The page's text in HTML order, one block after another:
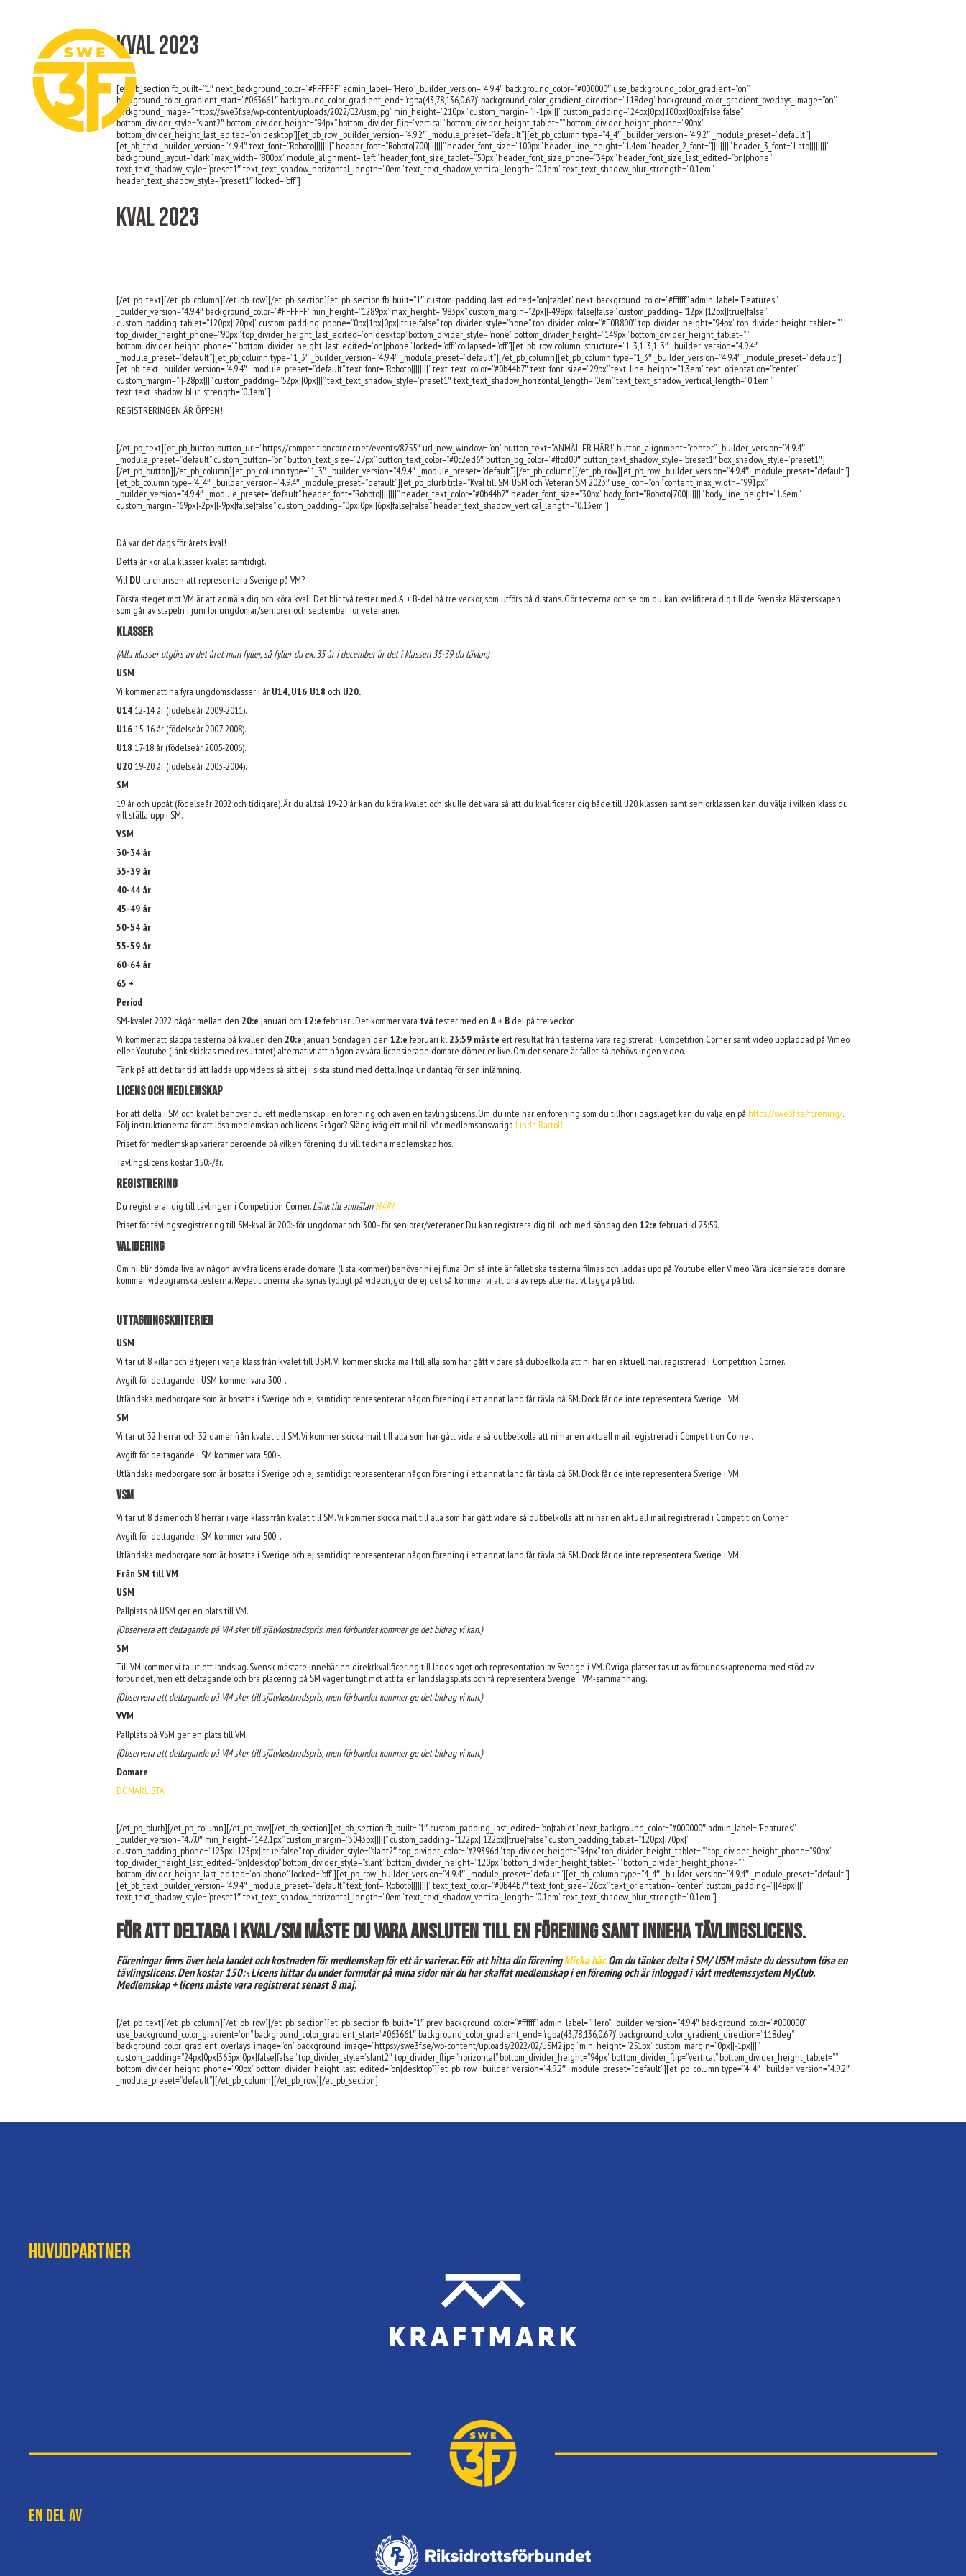
OM OSS VÅRA LANDSLAG TÄVLINGAR FÖRENING UTBILDNING KOMMANDE AKTIVITETER
Kval 2023
[et_pb_section fb_built=”1″ next_background_color=”#FFFFFF” admin_label=”Hero” _builder_version=”4.9.4″ background_color=”#000000″ use_background_color_gradient=”on”
background_color_gradient_start=”#063661″ background_color_gradient_end=”rgba(43,78,136,0.67)” background_color_gradient_direction=”118deg” background_color_gradient_overlays_image=”on”
background_image=”https://swe3f.se/wp-content/uploads/2022/02/usm.jpg” min_height=”210px” custom_margin=”||-1px|||” custom_padding=”24px|0px|100px|0px|false|false”
bottom_divider_style=”slant2″ bottom_divider_height=”94px” bottom_divider_flip=”vertical” bottom_divider_height_tablet=”” bottom_divider_height_phone=”90px”
bottom_divider_height_last_edited=”on|desktop”][et_pb_row _builder_version=”4.9.2″ _module_preset=”default”][et_pb_column type=”4_4″ _builder_version=”4.9.2″ _module_preset=”default”]
[et_pb_text _builder_version=”4.9.4″ text_font=”Roboto||||||||” header_font=”Roboto|700|||||||” header_font_size=”100px” header_line_height=”1.4em” header_2_font=”||||||||” header_3_font=”Lato||||||||”
background_layout=”dark” max_width=”800px” module_alignment=”left” header_font_size_tablet=”50px” header_font_size_phone=”34px” header_font_size_last_edited=”on|phone”
text_text_shadow_style=”preset1″ text_text_shadow_horizontal_length=”0em” text_text_shadow_vertical_length=”0.1em” text_text_shadow_blur_strength=”0.1em”
header_text_shadow_style=”preset1″ locked=”off”]
KVAL 2023
[/et_pb_text][/et_pb_column][/et_pb_row][/et_pb_section][et_pb_section fb_built=”1″ custom_padding_last_edited=”on|tablet” next_background_color=”#ffffff” admin_label=”Features”
_builder_version=”4.9.4″ background_color=”#FFFFFF” min_height=”1289px” max_height=”983px” custom_margin=”2px||-498px||false|false” custom_padding=”12px||12px||true|false”
custom_padding_tablet=”120px||70px|” custom_padding_phone=”0px|1px|0px||true|false” top_divider_style=”none” top_divider_color=”#F0B800″ top_divider_height=”94px” top_divider_height_tablet=””
top_divider_height_phone=”90px” top_divider_height_last_edited=”on|desktop” bottom_divider_style=”none” bottom_divider_height=”149px” bottom_divider_height_tablet=””
bottom_divider_height_phone=”” bottom_divider_height_last_edited=”on|phone” locked=”off” collapsed=”off”][et_pb_row column_structure=”1_3,1_3,1_3″ _builder_version=”4.9.4″
_module_preset=”default”][et_pb_column type=”1_3″ _builder_version=”4.9.4″ _module_preset=”default”][/et_pb_column][et_pb_column type=”1_3″ _builder_version=”4.9.4″ _module_preset=”default”]
[et_pb_text _builder_version=”4.9.4″ _module_preset=”default” text_font=”Roboto||||||||” text_text_color=”#0b44b7″ text_font_size=”29px” text_line_height=”1.3em” text_orientation=”center”
custom_margin=”||-28px|||” custom_padding=”52px||0px|||” text_text_shadow_style=”preset1″ text_text_shadow_horizontal_length=”0em” text_text_shadow_vertical_length=”0.1em”
text_text_shadow_blur_strength=”0.1em”]
REGISTRERINGEN ÄR ÖPPEN!
[/et_pb_text][et_pb_button button_url=”https://competitioncorner.net/events/8755″ url_new_window=”on” button_text=”ANMÄL ER HÄR!” button_alignment=”center” _builder_version=”4.9.4″
_module_preset=”default” custom_button=”on” button_text_size=”27px” button_text_color=”#0c2ed6″ button_bg_color=”#ffcd00″ button_text_shadow_style=”preset1″ box_shadow_style=”preset1″]
[/et_pb_button][/et_pb_column][et_pb_column type=”1_3″ _builder_version=”4.9.4″ _module_preset=”default”][/et_pb_column][/et_pb_row][et_pb_row _builder_version=”4.9.4″ _module_preset=”default”]
[et_pb_column type=”4_4″ _builder_version=”4.9.4″ _module_preset=”default”][et_pb_blurb title=”Kval till SM, USM och Veteran SM 2023″ use_icon=”on” content_max_width=”991px”
_builder_version=”4.9.4″ _module_preset=”default” header_font=”Roboto||||||||” header_text_color=”#0b44b7″ header_font_size=”30px” body_font=”Roboto|700|||||||” body_line_height=”1.6em”
custom_margin=”69px|-2px||-9px|false|false” custom_padding=”0px|0px||6px|false|false” header_text_shadow_vertical_length=”0.13em”]
Då var det dags för årets kval!
Detta år kör alla klasser kvalet samtidigt.
VillDU ta chansen att representera Sverige på VM?
Första steget mot VM är att anmäla dig och köra kval! Det blir två tester med A + B-del på tre veckor, som utförs på distans. Gör testerna och se om du kan kvalificera dig till de Svenska Mästerskapen
som går av stapeln i juni för ungdomar/seniorer och september för veteraner.
Klasser
(Alla klasser utgörs av det året man fyller, så fyller du ex. 35 år i december är det i klassen 35-39 du tävlar.)
USM
Vi kommer att ha fyra ungdomsklasser i år,U14, U16,U18 och U20.
U14 12-14 år (födelseår 2009-2011).
U16 15-16 år (födelseår 2007-2008).
U18 17-18 år (födelseår 2005-2006).
U20 19-20 år (födelseår 2003-2004).
SM
19 år och uppåt (födelseår 2002 och tidigare). Är du alltså 19-20 år kan du köra kvalet och skulle det vara så att du kvalificerar dig både till U20 klassen samt seniorklassen kan du välja i vilken klass du
vill ställa upp i SM.
VSM
30-34 år
35-39 år
40-44 år
45-49 år
50-54 år
55-59 år
60-64 år
65 +
Period
SM-kvalet 2022 pågår mellan den 20:e januari och 12:e februari. Det kommer vara två tester med en A + B del på tre veckor.
Vi kommer att släppa testerna på kvällen den 20:e januari. Söndagen den 12:e februari kl23:59 måste ert resultat från testerna vara registrerat i Competition Corner samt video uppladdad på Vimeo
eller Youtube (länk skickas med resultatet) alternativt att någon av våra licensierade domare dömer er live. Om det senare är fallet så behövs ingen video.
Tänk på att det tar tid att ladda upp videos så sitt ej i sista stund med detta. Inga undantag för sen inlämning.
Licens och medlemskap
För att delta i SM och kvalet behöver du ett medlemskap i en förening och även en tävlingslicens. Om du inte har en förening som du tillhör i dagsläget kan du välja en på https://swe3f.se/forening/.
Följ instruktionerna för att lösa medlemskap och licens. Frågor? Släng iväg ett mail till vår medlemsansvariga Linda Bartol!
Priset för medlemskap varierar beroende på vilken förening du vill teckna medlemskap hos.
Tävlingslicens kostar 150:-/år.
Registrering
Du registrerar dig till tävlingen i Competition Corner.Länk till anmälanHÄR!
Priset för tävlingsregistrering till SM-kval är 200:- för ungdomar och 300:- för seniorer/veteraner. Du kan registrera dig till och med söndag den 12:e februari kl 23:59.
Validering
Om ni blir dömda live av någon av våra licensierade domare (lista kommer) behöver ni ej filma. Om så inte är fallet ska testerna filmas och laddas upp på Youtube eller Vimeo. Våra licensierade domare
kommer videogranska testerna. Repetitionerna ska synas tydligt på videon, gör de ej det så kommer vi att dra av reps alternativt lägga på tid.
Uttagningskriterier
USM
Vi tar ut 8 killar och 8 tjejer i varje klass från kvalet till USM. Vi kommer skicka mail till alla som har gått vidare så dubbelkolla att ni har en aktuell mail registrerad i Competition Corner.
Avgift för deltagande i USM kommer vara 300:-.
Utländska medborgare som är bosatta i Sverige och ej samtidigt representerar någon förening i ett annat land får tävla på SM. Dock får de inte representera Sverige i VM.
SM
Vi tar ut 32 herrar och 32 damer från kvalet till SM. Vi kommer skicka mail till alla som har gått vidare så dubbelkolla att ni har en aktuell mail registrerad i Competition Corner.
Avgift för deltagande i SM kommer vara 500:-.
Utländska medborgare som är bosatta i Sverige och ej samtidigt representerar någon förening i ett annat land får tävla på SM. Dock får de inte representera Sverige i VM.
VSM
Vi tar ut 8 damer och 8 herrar i varje klass från kvalet till SM. Vi kommer skicka mail till alla som har gått vidare så dubbelkolla att ni har en aktuell mail registrerad i Competition Corner.
Avgift för deltagande i SM kommer vara 500:-.
Utländska medborgare som är bosatta i Sverige och ej samtidigt representerar någon förening i ett annat land får tävla på SM. Dock får de inte representera Sverige i VM.
Från SM till VM
USM
Pallplats på USM ger en plats till VM..
(Observera att deltagande på VM sker till självkostnadspris, men förbundet kommer ge det bidrag vi kan.)
SM
Till VM kommer vi ta ut ett landslag.Svensk mästare innebär en direktkvalificering till landslaget och representation av Sverige i VM. Övriga platser tas ut av förbundskaptenerna med stöd av
förbundet, men ett deltagande och bra placering på SM väger tungt mot att ta en landslagsplats och få representera Sverige i VM-sammanhang.
(Observera att deltagande på VM sker till självkostnadspris, men förbundet kommer ge det bidrag vi kan.)
VVM
Pallplats på VSM ger en plats till VM.
(Observera att deltagande på VM sker till självkostnadspris, men förbundet kommer ge det bidrag vi kan.)
Domare
DOMARLISTA
[/et_pb_blurb][/et_pb_column][/et_pb_row][/et_pb_section][et_pb_section fb_built=”1″ custom_padding_last_edited=”on|tablet” next_background_color=”#000000″ admin_label=”Features”
_builder_version=”4.7.0″ min_height=”142.1px” custom_margin=”3043px|||||” custom_padding=”122px||122px||true|false” custom_padding_tablet=”120px||70px|”
custom_padding_phone=”123px||123px||true|false” top_divider_style=”slant2″ top_divider_color=”#29396d” top_divider_height=”94px” top_divider_height_tablet=”” top_divider_height_phone=”90px”
top_divider_height_last_edited=”on|desktop” bottom_divider_style=”slant” bottom_divider_height=”120px” bottom_divider_height_tablet=”” bottom_divider_height_phone=””
bottom_divider_height_last_edited=”on|phone” locked=”off”][et_pb_row _builder_version=”4.9.4″ _module_preset=”default”][et_pb_column type=”4_4″ _builder_version=”4.9.4″ _module_preset=”default”]
[et_pb_text _builder_version=”4.9.4″ _module_preset=”default” text_font=”Roboto||||||||” text_text_color=”#0b44b7″ text_font_size=”26px” text_orientation=”center” custom_padding=”||48px|||”
text_text_shadow_style=”preset1″ text_text_shadow_horizontal_length=”0em” text_text_shadow_vertical_length=”0.1em” text_text_shadow_blur_strength=”0.1em”]
För att deltaga i kval/SM måste du vara ansluten till en förening samt inneha tävlingslicens.
Föreningar finns över hela landet och kostnaden för medlemskap för ett år varierar. För att hitta din föreningklicka här.Om du tänker delta i SM/ USM måste du dessutom lösa en
tävlingslicens. Den kostar 150:-.Licens hittar du under formulär på mina sidor när du har skaffat medlemskap i en förening och är inloggad i vårt medlemssystem MyClub.
Medlemskap + licens måste vara registrerat senast 8 maj.
[/et_pb_text][/et_pb_column][/et_pb_row][/et_pb_section][et_pb_section fb_built=”1″ prev_background_color=”#ffffff” admin_label=”Hero” _builder_version=”4.9.4″ background_color=”#000000″
use_background_color_gradient=”on” background_color_gradient_start=”#063661″ background_color_gradient_end=”rgba(43,78,136,0.67)” background_color_gradient_direction=”118deg”
background_color_gradient_overlays_image=”on” background_image=”https://swe3f.se/wp-content/uploads/2022/02/USM2.jpg” min_height=”251px” custom_margin=”0px||-1px|||”
custom_padding=”24px|0px|365px|0px|false|false” top_divider_style=”slant2″ top_divider_flip=”horizontal” bottom_divider_height=”94px” bottom_divider_flip=”vertical” bottom_divider_height_tablet=””
bottom_divider_height_phone=”90px” bottom_divider_height_last_edited=”on|desktop”][et_pb_row _builder_version=”4.9.2″ _module_preset=”default”][et_pb_column type=”4_4″ _builder_version=”4.9.2″
_module_preset=”default”][/et_pb_column][/et_pb_row][/et_pb_section]
Huvudpartner
En del av